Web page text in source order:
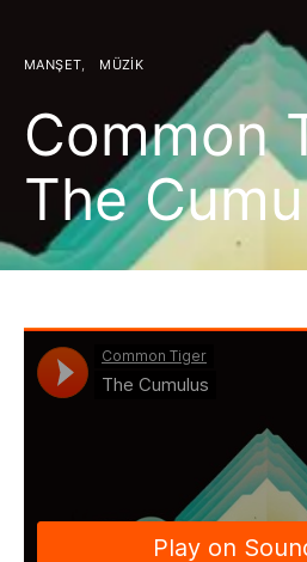
MANŞET MÜZIK
Common
The